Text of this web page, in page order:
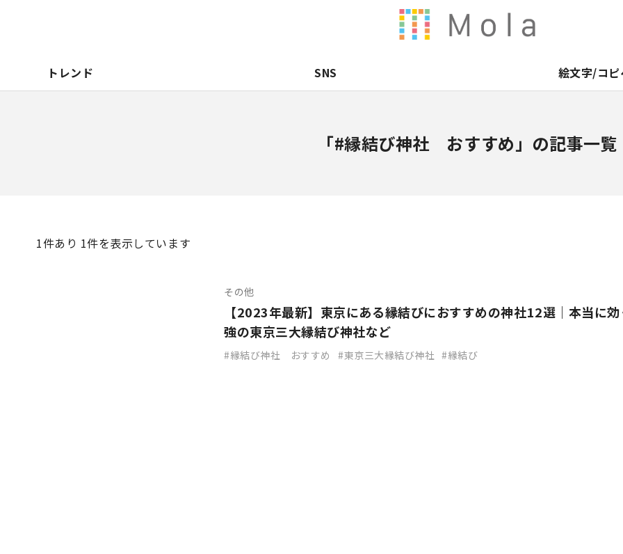
トレンド SNS 絵文字/コピ
「#縁結び神社 おすすめ」の記事一覧
1件あり 1件を表示しています
その他
【2023年最新】東京にある縁結びにおすすめの神社12選｜本当に
強の東京三大縁結び神社など
縁結び神社 おすすめ 東京三大縁結び神社 縁結び